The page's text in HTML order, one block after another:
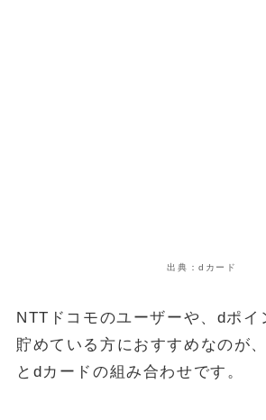
出典：dカード
NTTドコモのユーザーや、dポイ
貯めている方におすすめなのが
とdカードの組み合わせです。